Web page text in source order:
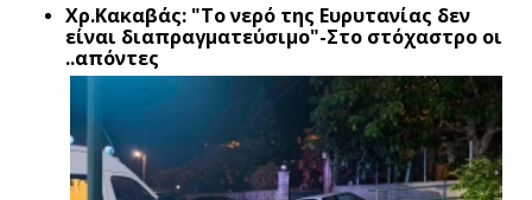
Xρ.Κακαβάς: "Το νερό της Ευρυτανίας δεν
είναι διαπραγματεύσιμο"-Στο στόχαστρο οι
..απόντες